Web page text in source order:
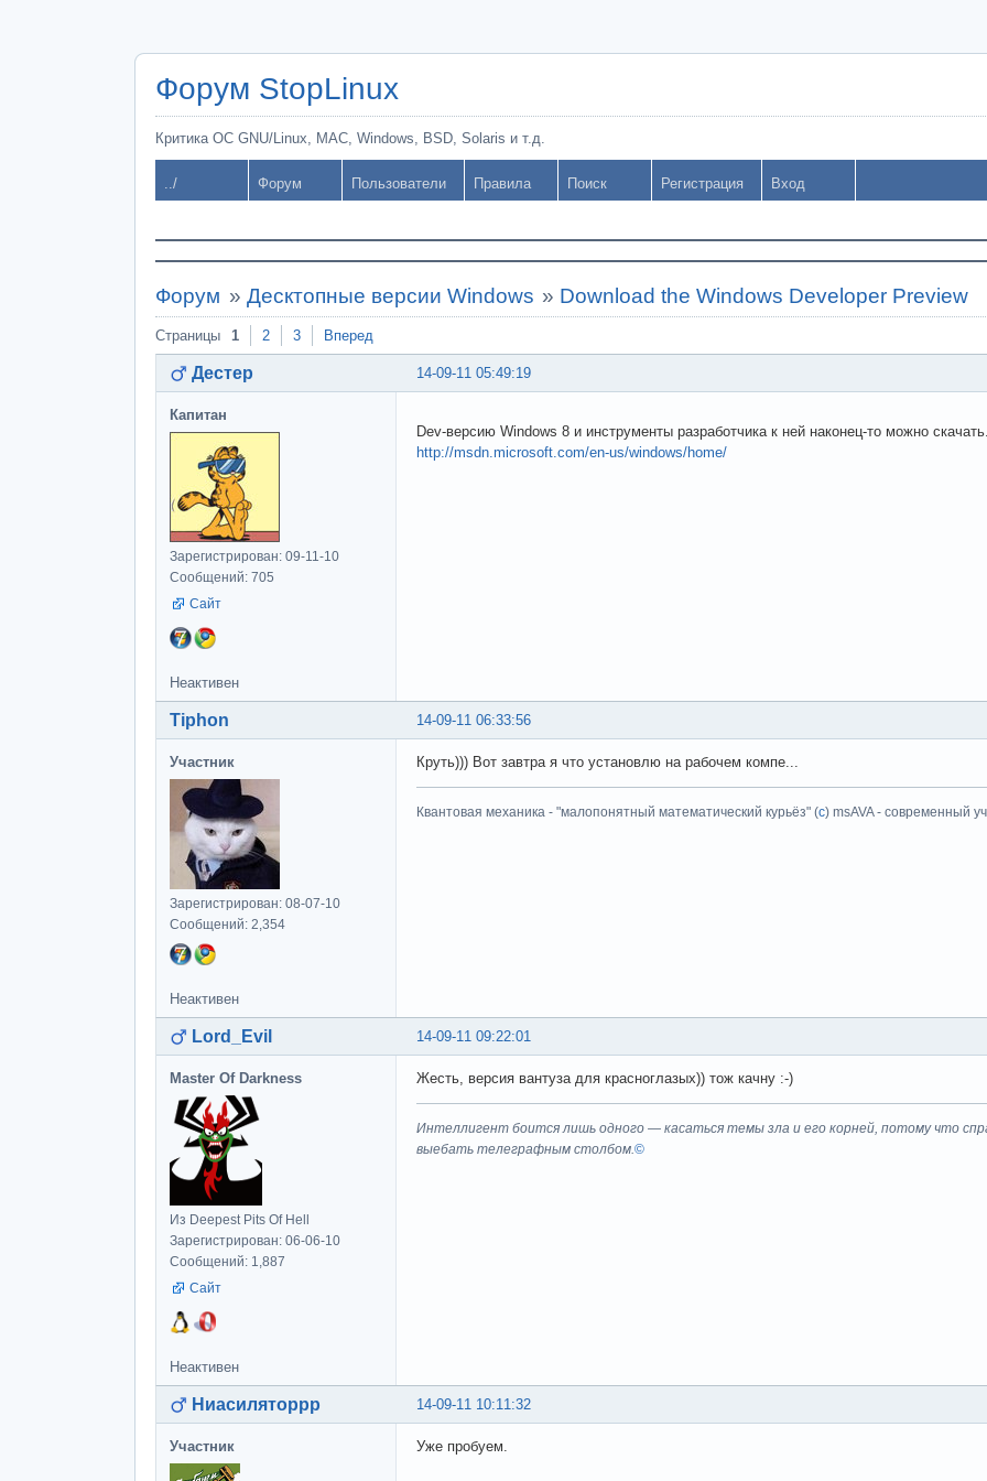
Форум StopLinux
Критика ОС GNU/Linux, MAC, Windows, BSD, Solaris и т.д.
../ Форум Пользователи Правила Поиск Регистрация Вход
Форум » Десктопные версии Windows » Download the Windows Developer Preview
Страницы 1 2 3 Вперед
14-09-11 05:49:19
Дестер
Капитан
Зарегистрирован: 09-11-10
Сообщений: 705
Сайт
Dev-версию Windows 8 и инструменты разработчика к ней наконец-то можно
http://msdn.microsoft.com/en-us/windows/home/
Неактивен
14-09-11 06:33:56
Tiphon
Участник
Зарегистрирован: 08-07-10
Сообщений: 2,354
Круть))) Вот завтра я что установлю на рабочем компе...
Квантовая механика - "малопонятный математический курьёз" (с) msAVA - современный
Неактивен
14-09-11 09:22:01
Lord_Evil
Master Of Darkness
Из Deepest Pits Of Hell
Зарегистрирован: 06-06-10
Сообщений: 1,887
Сайт
Жесть, версия вантуза для красноглазых)) тож качну :-)
Интеллигент боится лишь одного — касаться темы зла и его корней, потому что
выeбaть телеграфным столбом.©
Неактивен
14-09-11 10:11:32
Ниасиляторрр
Участник Уже пробуем.